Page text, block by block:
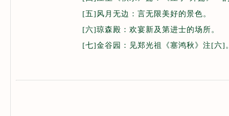
[五]风月无边：言无限美好的景色。
[六]琼森殿：欢宴新及第进士的场所。
[七]金谷园：见郑光祖《塞鸿秋》注[六]